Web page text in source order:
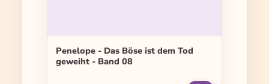
Penelope - Das Böse ist dem Tod
geweiht - Band 08